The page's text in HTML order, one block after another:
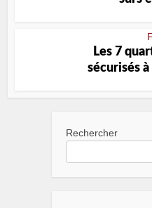
Les 7
sécurisés
Rechercher